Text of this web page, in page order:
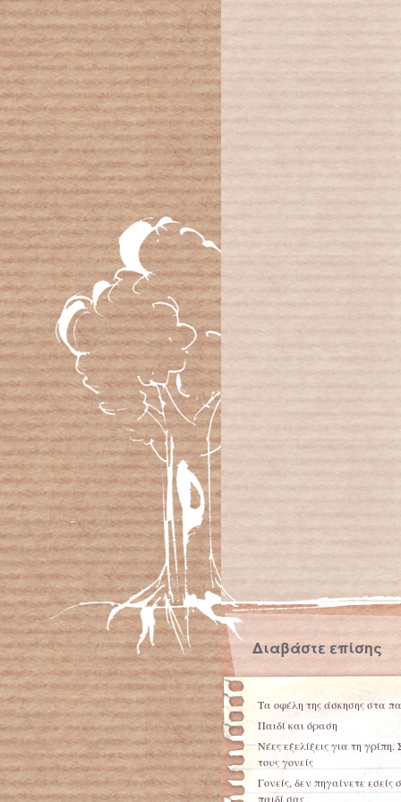
Διαβάστε επίσης
Τα οφέλη της άσκησης στα
Παιδί και όραση
Νέες εξελίξεις για τη
τους γονείς
Γονείς, δεν πηγαίνετε εσείς
παιδί σας